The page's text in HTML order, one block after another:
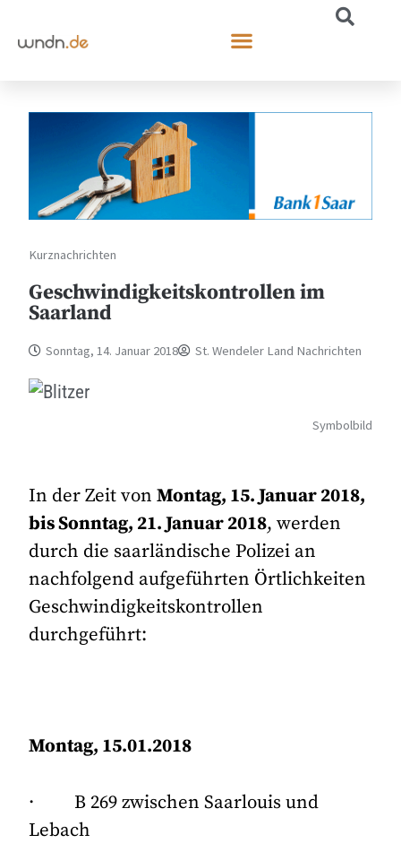
Kurznachrichten
Geschwindigkeitskontrollen im
Saarland
Sonntag, 14. Januar 2018 St. Wendeler Land Nachrichten
Symbolbild
In der Zeit vonMontag, 15. Januar 2018,
bis Sonntag, 21. Januar 2018, werden
durch die saarländische Polizei an
nachfolgend aufgeführten Örtlichkeiten
Geschwindigkeitskontrollen
durchgeführt:
Montag, 15.01.2018
· B 269 zwischen Saarlouis und
Lebach